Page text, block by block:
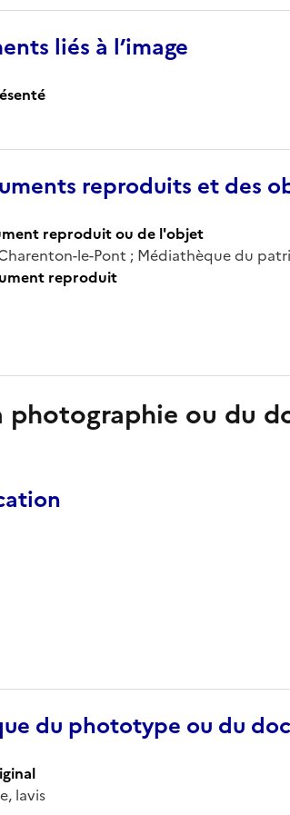
liés à l’image
reproduits et des
reproduit ou de l'objet
le-Pont ; Médiathèque du
reproduit
photographie ou du
du phototype ou du
lavis